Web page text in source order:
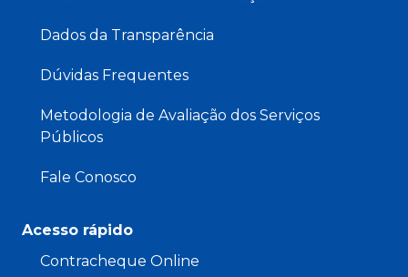
Dados da Transparência
Dúvidas Frequentes
Metodologia de Avaliação dos Serviços
Públicos
Fale Conosco
Acesso rápido
Contracheque Online